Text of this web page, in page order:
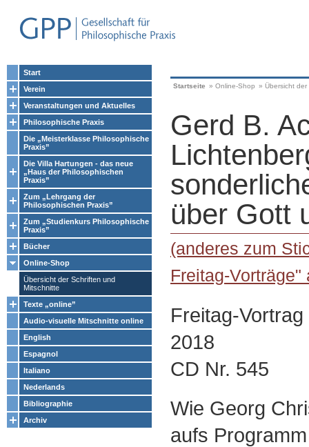
Start
Verein
Veranstaltungen und Aktuelles
Philosophische Praxis
Die „Meisterklasse Philosophische
Praxis”
Die Villa Hartungen - das neue
„Haus der Philosophischen
Praxis”
Zum „Lehrgang der
Philosophischen Praxis”
Zum „Studienkurs Philosophische
Praxis”
Bücher
Online-Shop
Übersicht der Schriften und
Mitschnitte
Texte „online”
Audio-visuelle Mitschnitte online
English
Espagnol
Italiano
Nederlands
Bibliographie
Archiv
Startseite » Online-Shop » Übersicht
Gerd B.
über Gott
(anderes zum
Freitag-Vorträge"
Freitag-
2018
CD Nr. 545
Wie Georg
aufs